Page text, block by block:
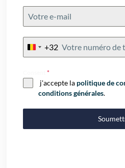
Belgium
+32
Consent*
j'accepte la politique de
conditions générales.